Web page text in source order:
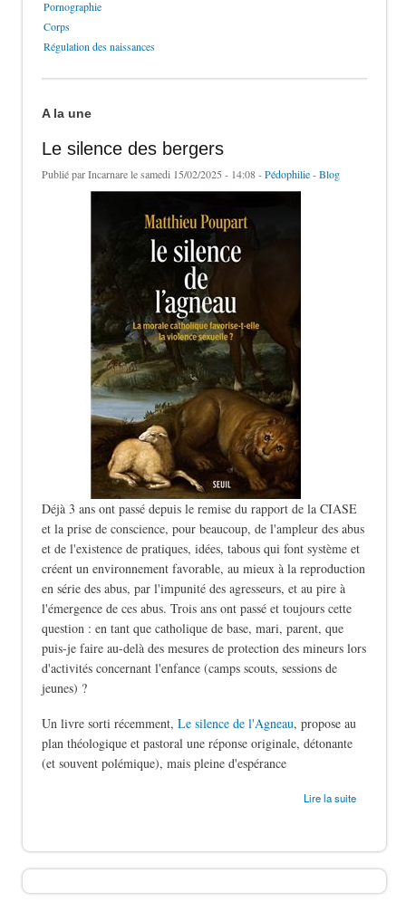
Pornographie
Corps
Régulation des naissances
A la une
Le silence des bergers
Publié parIncarnarele samedi 15/02/2025 - 14:08 -Pédophilie-Blog
Déjà 3 ans ont passé depuis le remise du rapport de la CIASE
et la prise de conscience, pour beaucoup, de l'ampleur des abus
et de l'existence de pratiques, idées, tabous qui font système et
créent un environnement favorable, au mieux à la reproduction
en série des abus, par l'impunité des agresseurs, et au pire à
l'émergence de ces abus. Trois ans ont passé et toujours cette
question : en tant que catholique de base, mari, parent, que
puis-je faire au-delà des mesures de protection des mineurs lors
d'activités concernant l'enfance (camps scouts, sessions de
jeunes) ?
Un livre sorti récemment, Le silence de l'Agneau, propose au
plan théologique et pastoral une réponse originale, détonante
(et souvent polémique), mais pleine d'espérance
Lire la suite